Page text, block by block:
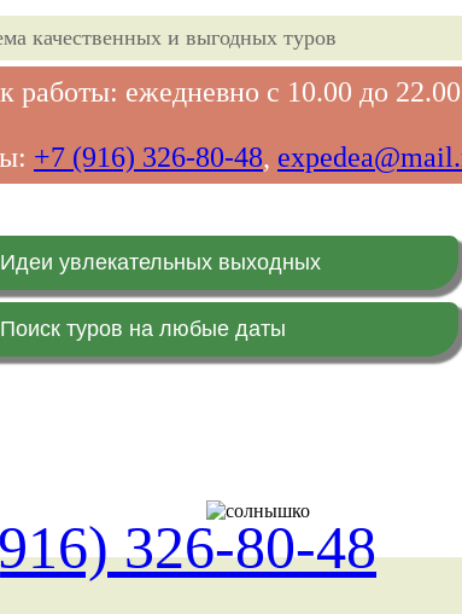
качественных и выгодных туров
работы: ежедневно с 10.00 до 22.00
+7 (916) 326-80-48,
Идеи увлекательных выходных
Поиск туров на любые даты
326-80-48